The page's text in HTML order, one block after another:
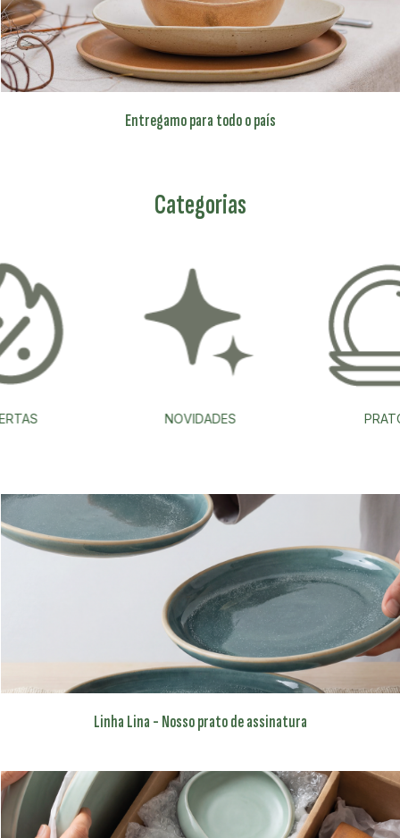
Entregamo para todo o país
Categorias
NOVIDADES
Linha Lina - Nosso prato de assinatura